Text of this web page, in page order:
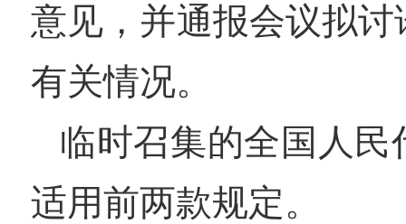
意见，并通报会议拟
有关情况。
临时召集的全国人民
适用前两款规定。